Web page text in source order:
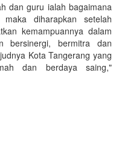
dan guru ialah bagaimana
diharapkan setelah
kemampuannya dalam
bersinergi, bermitra dan
Kota Tangerang yang
dan berdaya saing,"